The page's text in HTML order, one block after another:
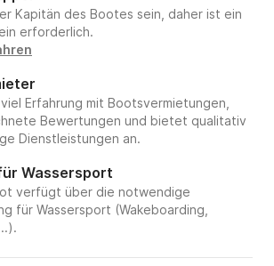
Kapitän des Bootes sein, daher ist ein
erforderlich.
Erfahrung mit Bootsvermietungen,
Bewertungen und bietet qualitativ
Dienstleistungen an.
Wassersport
verfügt über die notwendige
für Wassersport (Wakeboarding,